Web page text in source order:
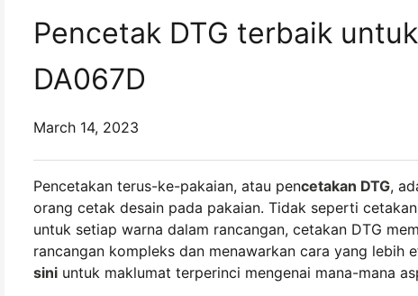
Pencetak DTG terbaik
DA067D
March 14, 2023
Pencetakan terus-ke-pakaian, atau pencetakan DTG,
orang cetak desain pada pakaian. Tidak seperti
untuk setiap warna dalam rancangan, cetakan DTG
rancangan kompleks dan menawarkan cara yang
sini untuk maklumat terperinci mengenai mana-mana